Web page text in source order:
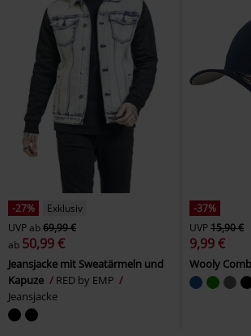
-27%
Exklusiv
UVPab69,99 €
ab 50,99 €
Jeansjacke mit Sweatärmeln und
Kapuze
RED by EMP
Jeansjacke
-37%
UVP15,90 €
9,99 €
Wooly